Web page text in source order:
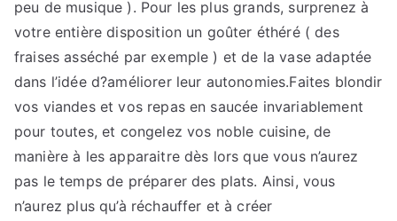
peu de musique ). Pour les plus grands, surprenez à
votre entière disposition un goûter éthéré ( des
fraises asséché par exemple ) et de la vase adaptée
dans l’idée d?améliorer leur autonomies.Faites blondir
vos viandes et vos repas en saucée invariablement
pour toutes, et congelez vos noble cuisine, de
manière à les apparaitre dès lors que vous n’aurez
pas le temps de préparer des plats. Ainsi, vous
n’aurez plus qu’à réchauffer et à créer